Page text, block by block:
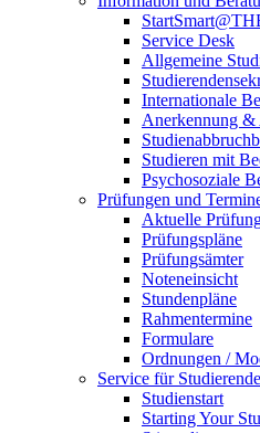
Service Desk
Allgemeine
Internationale
Anerkennung &
Studieren mit
Psychosoziale
Prüfungen und
Aktuelle
Prüfungspläne
Prüfungsämter
Noteneinsicht
Stundenpläne
Rahmentermine
Formulare
Ordnungen /
Service für Studierende
Studienstart
Starting Your